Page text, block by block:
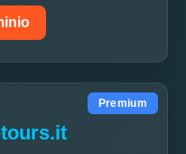
Premium